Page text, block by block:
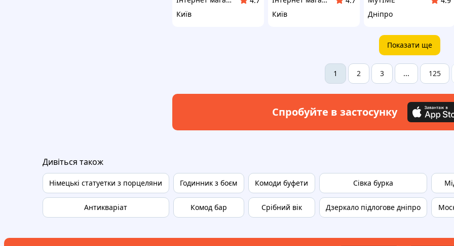
Київ
Київ
Дніпро
Показати ще
1 2 3 ... 125
Спробуйте в застосунку
Дивіться також
Німецькі статуетки з порцеляни
Антикваріат
Годинник з боєм
Комод бар
Комоди буфети
Срібний вік
Сівка бурка
Дзеркало підлогове дніпро